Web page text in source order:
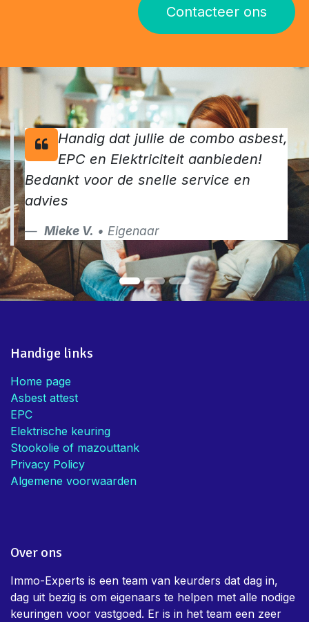
Contacteer ons
Handig dat jullie de combo asbest,
EPC en Elektriciteit aanbieden!
Bedankt voor de snelle service en
advies
Mieke V. • Eigenaar
Handige links
Home page
Asbest attest
EPC
Elektrische keuring
Stookolie of mazouttank
Privacy Policy
Algemene voorwaarden
Over ons
Immo-Experts is een team van keurders dat dag in,
dag uit bezig is om eigenaars te helpen met alle nodige
keuringen voor vastgoed. Er is in het team een zeer